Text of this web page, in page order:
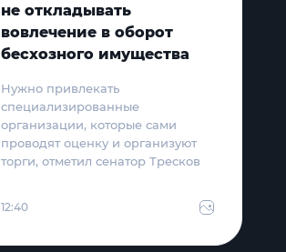
не откладывать
вовлечение в оборот
бесхозного имущества
Нужно привлекать
специализированные
организации, которые сами
проводят оценку и организуют
торги, отметил сенатор Тресков
12:40